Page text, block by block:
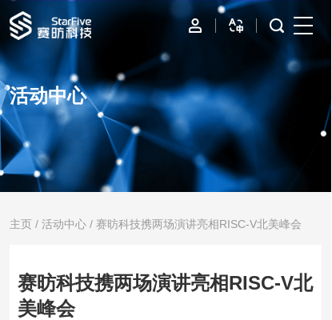
首页
IP
边缘计算
数据中心
资源与支持
活动中心
主页 /活动中心 / 赛昉科技携两场演讲亮相RISC-V北美峰会
赛昉科技携两场演讲亮相RISC-V北
美峰会